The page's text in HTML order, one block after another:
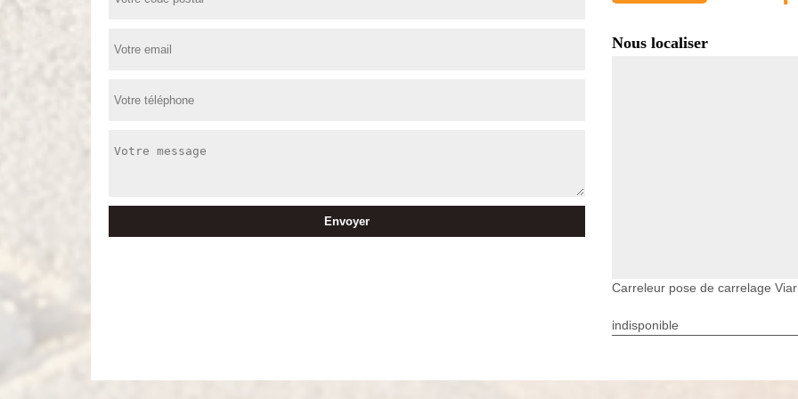
Nous localiser
Carreleur pose de carrelage
indisponible